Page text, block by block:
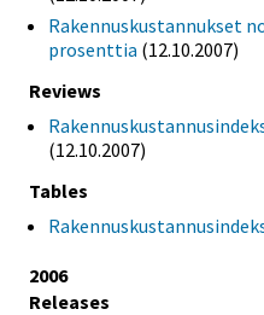
Rakennuskustannukset
prosenttia (12.10.2007)
Reviews
(12.10.2007)
Tables
2006
Releases